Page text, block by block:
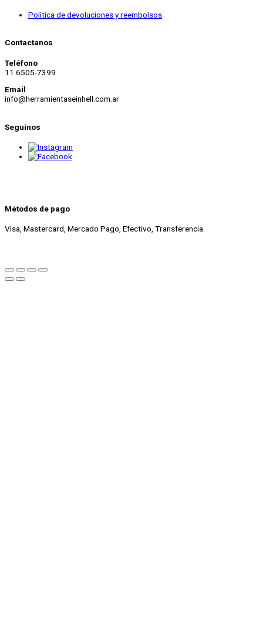
Política de devoluciones y reembolsos
Contactanos
Teléfono
11 6505-7399
Email
info@herramientaseinhell.com.ar
Seguinos
Métodos de pago
Visa, Mastercard, Mercado Pago, Efectivo, Transferencia.